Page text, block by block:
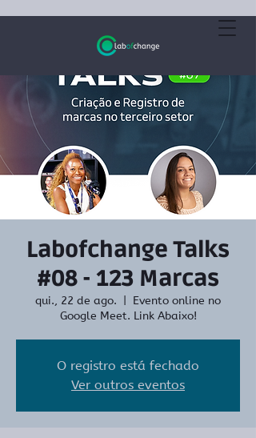
Labofchange Talks
#08 - 123 Marcas
qui., 22 de ago.
Evento online no
Google Meet. Link Abaixo!
O registro está fechado
Ver outros eventos